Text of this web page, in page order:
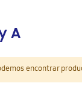
A
encontrar